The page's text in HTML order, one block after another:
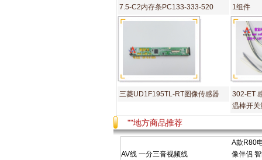
7.5-C2内存条PC133-333-520
1组件
三菱UD1F195TL-RT图像传感器
302-ET
温棒开关
""地方商品推荐
AV线 一分三音视频线
A款R80
像伴侣